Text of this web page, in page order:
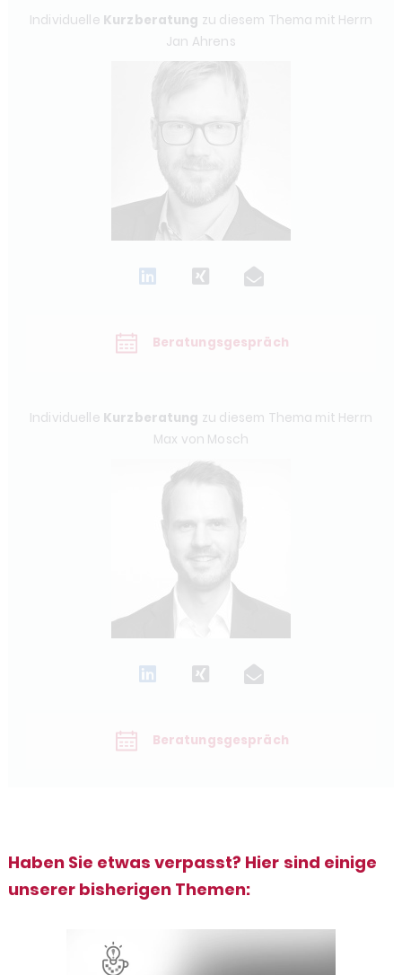
Individuelle Kurzberatung zu diesem Thema mit Herrn
Jan Ahrens
Beratungsgespräch
Individuelle Kurzberatung zu diesem Thema mit Herrn
Max von Mosch
Beratungsgespräch
Haben Sie etwas verpasst? Hier sind einige
unserer bisherigen Themen: